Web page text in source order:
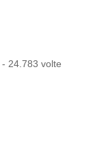
- 24.783 volte